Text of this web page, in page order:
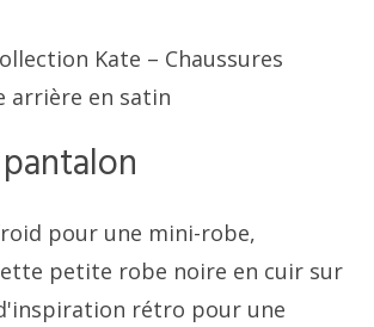
Kate – Chaussures
arrière en satin
pour une mini-robe,
petite robe noire en cuir sur
rétro pour une